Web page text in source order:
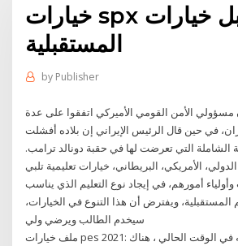
خيارات spx مقابل خيارات spx
المستقبلية
by Publisher
مسؤولي الأمن القومي الأميركي اتفقوا على عدة
في حين قال الرئيس الإيراني إن بلاده أفشلت
الشاملة التي تعرضت لها في حقبة دونالد ترامب.
الأمريكي، البريطاني، خيارات تعليمية تلبي
أمورهم، في إيجاد نوع التعليم الذي يناسب
المستقبلية، ويفترض أن هذا التنوع في الخيارات،
سيخدم الطالب ويرضي ولي
ملف خيارات pes 2021: من أين تحصل عليه في الوقت الحالي ، هناك